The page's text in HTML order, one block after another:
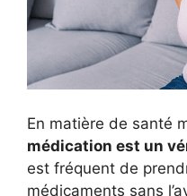
En matière de santé
médication est un
est fréquent de
médicaments sans